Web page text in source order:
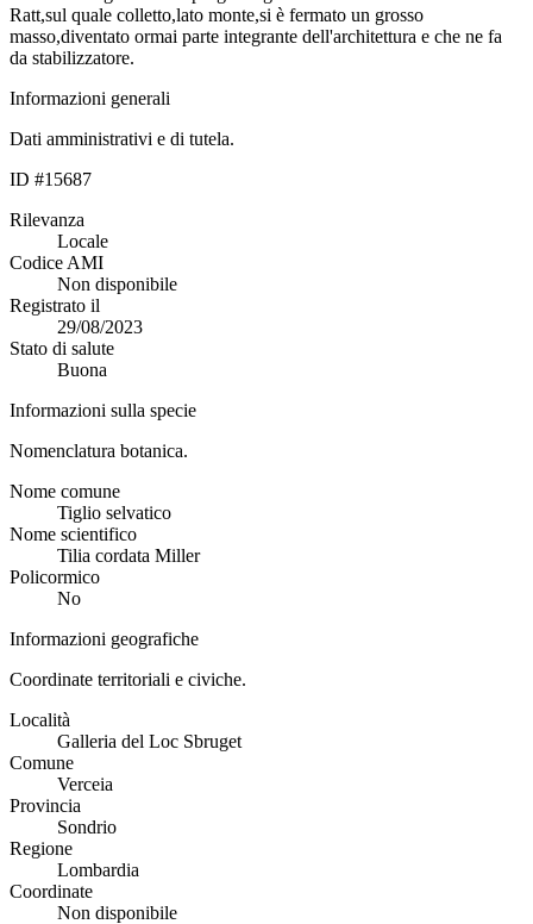
Ratt,sul quale colletto,lato monte,si è fermato un grosso
masso,diventato ormai parte integrante dell'architettura e che ne fa
da stabilizzatore.
Informazioni generali
Dati amministrativi e di tutela.
ID #15687
Rilevanza
Locale
Codice AMI
Non disponibile
Registrato il
29/08/2023
Stato di salute
Buona
Informazioni sulla specie
Nomenclatura botanica.
Nome comune
Tiglio selvatico
Nome scientifico
Tilia cordata Miller
Policormico
No
Informazioni geografiche
Coordinate territoriali e civiche.
Località
Galleria del Loc Sbruget
Comune
Verceia
Provincia
Sondrio
Regione
Lombardia
Coordinate
Non disponibile